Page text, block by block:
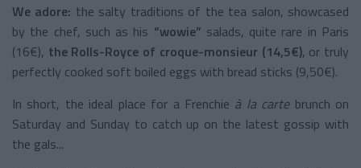
We adore: the salty traditions of the tea salon, showcased
by the chef, such as his “wowie” salads, quite rare in Paris
(16€), the Rolls-Royce of croque-monsieur (14,5€), or truly
perfectly cooked soft boiled eggs with bread sticks (9,50€).
In short, the ideal place for a Frenchie à la cartebrunch on
Saturday and Sunday to catch up on the latest gossip with
the gals...